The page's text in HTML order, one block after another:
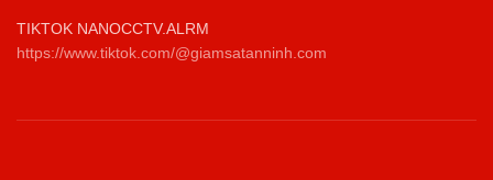
TIKTOK NANOCCTV.ALRM
https://www.tiktok.com/@giamsatanninh.com